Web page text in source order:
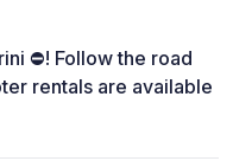
⛔️! Follow the road
rentals are available